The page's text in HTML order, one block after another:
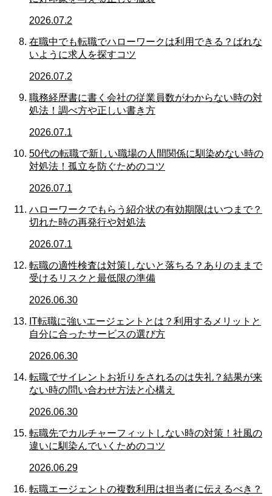
2026.07.2
在職中でも転職でハローワークは利用できる？ばれな
いように求人を探すコツ
2026.07.2
職務経歴書に書く会社の従業員数がわからない時の対
処法！調べ方や正しい書き方
2026.07.1
50代の転職で新しい職場の人間関係に馴染めない時の
対処法！孤立を防ぐためのコツ
2026.07.1
ハローワークでもらう紹介状の有効期限はいつまで？
切れた時の再発行や対処法
2026.07.1
転職の適性検査は対策しないと落ちる？ありのままで
受けるリスクと最低限の準備
2026.06.30
IT転職に強いエージェントとは？利用するメリットと
自分に合ったサービスの選び方
2026.06.30
転職でサイレントお祈りをされるのは失礼？結果が来
ない時の問い合わせ方法と心構え
2026.06.30
転職先でカルチャーフィットしない時の対策！社風の
違いに馴染んでいくためのコツ
2026.06.29
転職エージェントの複数利用は担当者に伝えるべき？